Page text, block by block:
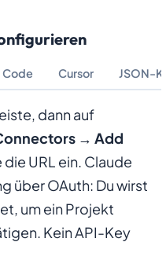
Code Cursor JSON-
dann auf
→ Add
die URL ein. Claude
über OAuth: Du wirst
um ein Projekt
Kein API-Key